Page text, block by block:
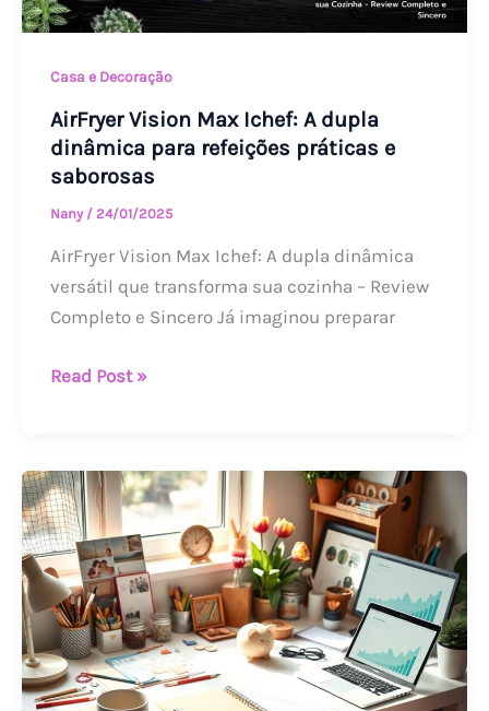
Casa e Decoração
AirFryer Vision Max Ichef: A dupla
dinâmica para refeições práticas e
saborosas
Nany / 24/01/2025
AirFryer Vision Max Ichef: A dupla dinâmica
versátil que transforma sua cozinha – Review
Completo e Sincero Já imaginou preparar
para
práticas
saborosas
Read Post »
Como
transformar
seu
hobby
em
uma
fonte
de